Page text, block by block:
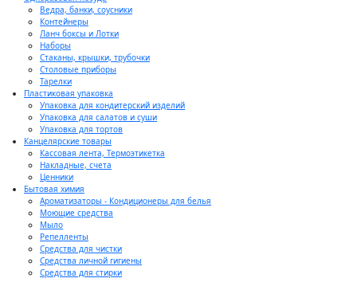
Ведра, банки, соусники
Контейнеры
Ланч боксы и Лотки
Наборы
Стаканы, крышки, трубочки
Столовые приборы
Тарелки
Пластиковая упаковка
Упаковка для кондитерский изделий
Упаковка для салатов и суши
Упаковка для тортов
Канцелярские товары
Кассовая лента, Термоэтикетка
Накладные, счета
Ценники
Бытовая химия
Ароматизаторы - Кондиционеры для белья
Моющие средства
Мыло
Репелленты
Средства для чистки
Средства личной гигиены
Средства для стирки